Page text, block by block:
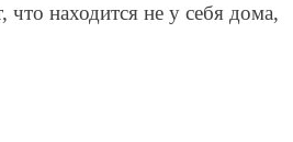
что находится не у себя дома,